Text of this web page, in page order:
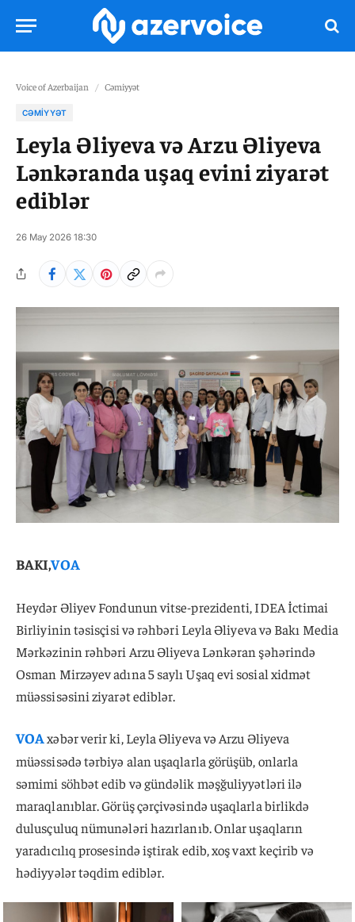
Voice of Azerbaijan / Cəmiyyət
CƏMIYYƏT
Leyla Əliyeva və Arzu Əliyeva
Lənkəranda uşaq evini ziyarət
ediblər
26 May 2026 18:30
BAKI,VOA
Heydər Əliyev Fondunun vitse-prezidenti, IDEA İctimai
Birliyinin təsisçisi və rəhbəri Leyla Əliyeva və Bakı Media
Mərkəzinin rəhbəri Arzu Əliyeva Lənkəran şəhərində
Osman Mirzəyev adına 5 saylı Uşaq evi sosial xidmət
müəssisəsini ziyarət ediblər.
VOAxəbər verir ki, Leyla Əliyeva və Arzu Əliyeva
müəssisədə tərbiyə alan uşaqlarla görüşüb, onlarla
səmimi söhbət edib və gündəlik məşğuliyyətləri ilə
maraqlanıblar. Görüş çərçivəsində uşaqlarla birlikdə
dulusçuluq nümunələri hazırlanıb. Onlar uşaqların
yaradıcılıq prosesində iştirak edib, xoş vaxt keçirib və
hədiyyələr təqdim ediblər.